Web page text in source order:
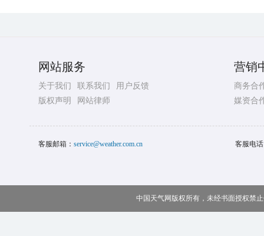
网站服务
关于我们 联系我们
用户反馈
版权声明
网站律师
营销
商务合
媒资合
客服邮箱： service@weather.com.cn 客服电
中国天气网版权所有，未经书面授权